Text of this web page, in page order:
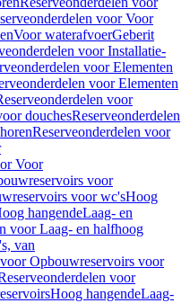
voor Voor
Voor waterafvoerGeberit
voor Installatie-
voor Elementen
voor Elementen
voor
douchesReserveonderdelen
Reserveonderdelen voor
Voor
voor
voor wc'sHoog
hangendeLaag- en
voor Laag- en halfhoog
van
Opbouwreservoirs voor
voor
Hoog hangendeLaag-